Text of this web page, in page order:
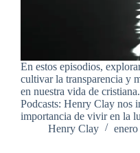
En estos episodios,
cultivar la transparencia y
en nuestra vida de
Podcasts: Henry Clay nos
importancia de vivir en la
Henry Clay